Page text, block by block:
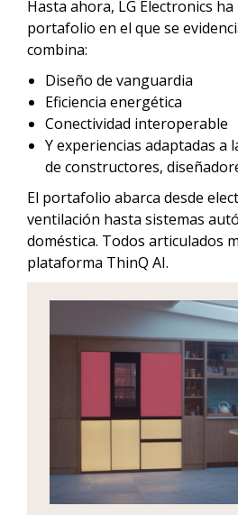
Hasta ahora, LG Electronics
portafolio en el que se
combina:
Diseño de vanguardia
Eficiencia energética
Conectividad interoperable
Y experiencias adaptadas a
de constructores,
El portafolio abarca desde
ventilación hasta sistemas
doméstica. Todos articulados
plataforma ThinQ AI.